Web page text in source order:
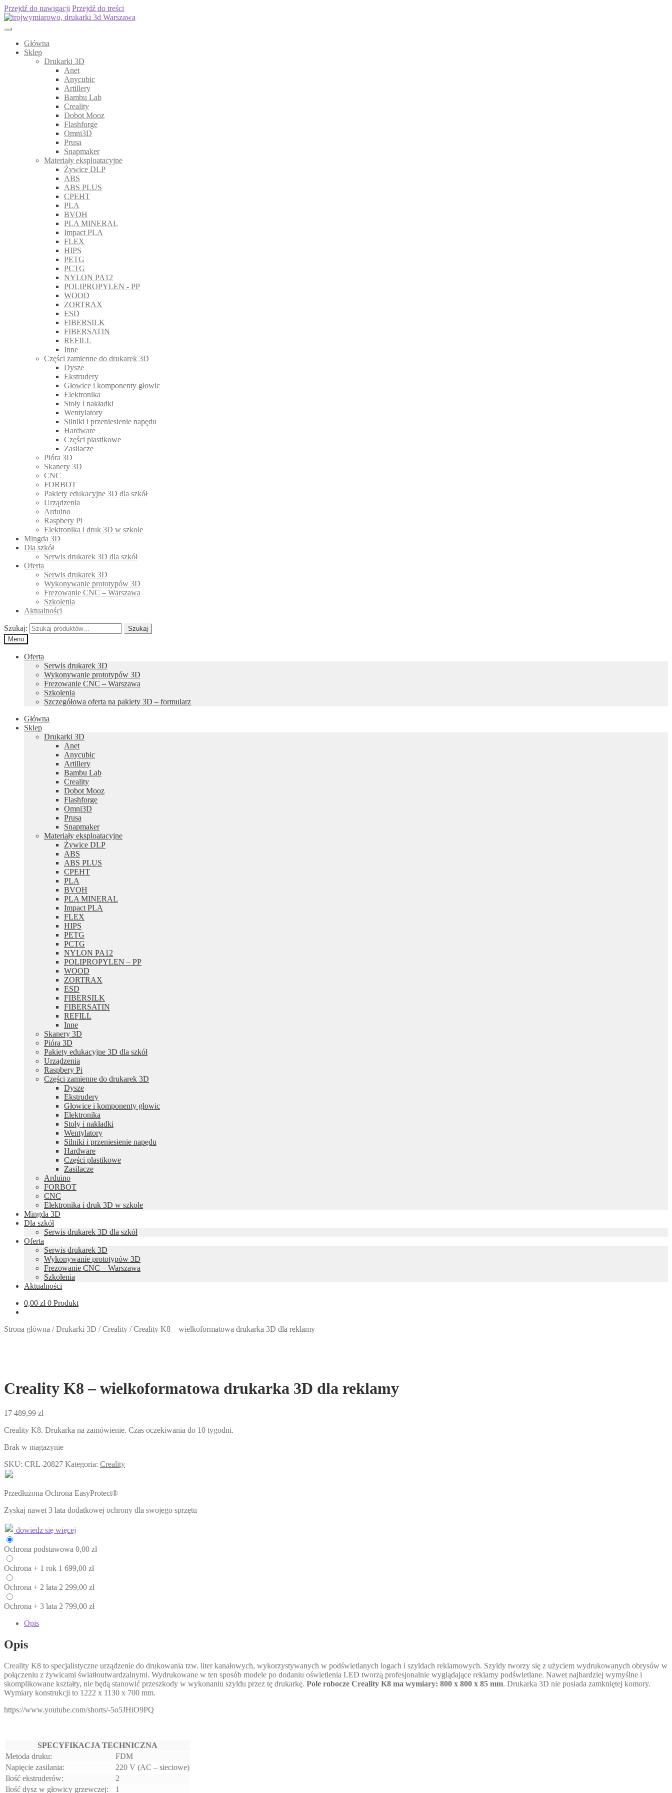
Przejdź do nawigacji Przejdź do treści
Główna
Sklep
Drukarki 3D
Anet
Anycubic
Artillery
Bambu Lab
Creality
Dobot Mooz
Flashforge
Omni3D
Prusa
Snapmaker
Materiały eksploatacyjne
Żywice DLP
ABS
ABS PLUS
CPEHT
PLA
BVOH
PLA MINERAL
Impact PLA
FLEX
HIPS
PETG
PCTG
NYLON PA12
POLIPROPYLEN - PP
WOOD
ZORTRAX
ESD
FIBERSILK
FIBERSATIN
REFILL
Inne
Części zamienne do drukarek 3D
Dysze
Ekstrudery
Głowice i komponenty głowic
Elektronika
Stoły i nakładki
Wentylatory
Silniki i przeniesienie napędu
Hardware
Części plastikowe
Zasilacze
Pióra 3D
Skanery 3D
CNC
FORBOT
Pakiety edukacyjne 3D dla szkół
Urządzenia
Arduino
Raspbery Pi
Elektronika i druk 3D w szkole
Mingda 3D
Dla szkół
Serwis drukarek 3D dla szkół
Oferta
Serwis drukarek 3D
Wykonywanie prototypów 3D
Frezowanie CNC – Warszawa
Szkolenia
Aktualności
Szukaj:
Szukaj
Menu
Oferta
Serwis drukarek 3D
Wykonywanie prototypów 3D
Frezowanie CNC – Warszawa
Szkolenia
Szczegółowa oferta na pakiety 3D – formularz
Główna
Sklep
Drukarki 3D
Anet
Anycubic
Artillery
Bambu Lab
Creality
Dobot Mooz
Flashforge
Omni3D
Prusa
Snapmaker
Materiały eksploatacyjne
Żywice DLP
ABS
ABS PLUS
CPEHT
PLA
BVOH
PLA MINERAL
Impact PLA
FLEX
HIPS
PETG
PCTG
NYLON PA12
POLIPROPYLEN – PP
WOOD
ZORTRAX
ESD
FIBERSILK
FIBERSATIN
REFILL
Inne
Skanery 3D
Pióra 3D
Pakiety edukacyjne 3D dla szkół
Urządzenia
Raspbery Pi
Części zamienne do drukarek 3D
Dysze
Ekstrudery
Głowice i komponenty głowic
Elektronika
Stoły i nakładki
Wentylatory
Silniki i przeniesienie napędu
Hardware
Części plastikowe
Zasilacze
Arduino
FORBOT
CNC
Elektronika i druk 3D w szkole
Mingda 3D
Dla szkół
Serwis drukarek 3D dla szkół
Oferta
Serwis drukarek 3D
Wykonywanie prototypów 3D
Frezowanie CNC – Warszawa
Szkolenia
Aktualności
0,00 zł 0 Produkt
Strona główna /Drukarki 3D /Creality /Creality K8 – wielkoformatowa drukarka 3D dla reklamy
Creality K8 – wielkoformatowa drukarka 3D dla reklamy
17 489,99 zł
Creality K8. Drukarka na zamówienie. Czas oczekiwania do 10 tygodni.
Brak w magazynie
SKU: CRL-20827 Kategoria: Creality
Przedłużona Ochrona EasyProtect®
Zyskaj nawet 3 lata dodatkowej ochrony dla swojego sprzętu
dowiedz się więcej
Ochrona podstawowa 0,00 zł
Ochrona + 1 rok 1 699,00 zł
Ochrona + 2 lata 2 299,00 zł
Ochrona + 3 lata 2 799,00 zł
Opis
Opis
Creality K8 to specjalistyczne urządzenie do drukowania tzw. liter kanałowych, wykorzystywanych w podświetlanych logach i szyldach reklamowych. Szyldy tworzy się z użyciem wydrukowanych obrysów w
połączeniu z żywicami światłoutwardzalnymi. Wydrukowane w ten sposób modele po dodaniu oświetlenia LED tworzą profesjonalnie wyglądające reklamy podświetlane. Nawet najbardziej wymyślne i
skomplikowane kształty, nie będą stanowić przeszkody w wykonaniu szyldu przez tę drukarkę. Pole robocze Creality K8 ma wymiary: 800 x 800 x 85 mm. Drukarka 3D nie posiada zamkniętej komory.
Wymiary konstrukcji to 1222 x 1130 x 700 mm.
https://www.youtube.com/shorts/-5o5JHiO9PQ
SPECYFIKACJA TECHNICZNA
Metoda druku:
FDM
Napięcie zasilania:
220 V (AC – sieciowe)
Ilość ekstruderów:
2
Ilość dysz w głowicy grzewczej:
1